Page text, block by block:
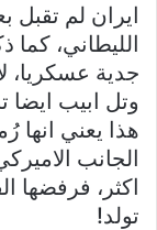
ايران لم تقبل
الليطاني،
وتل ابيب ايضا
هذا يعني انها
الجانب
اكثر، فرفضها
تولد!